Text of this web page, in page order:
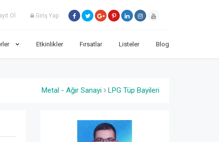
Ol Giriş Yap
Etkinlikler Fırsatlar Listeler Blog
Metal - Ağır Sanayi LPG Tüp Bayileri